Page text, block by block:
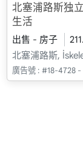
北塞浦路斯独
生活
出售 - 房子
北塞浦路斯,
廣告號 : #18-4728 -